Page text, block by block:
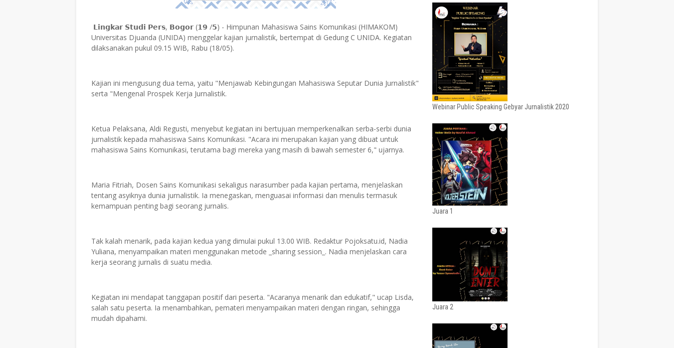
𝗟𝗶𝗻𝗴𝗸𝗮𝗿 𝗦𝘁𝘂𝗱𝗶 𝗣𝗲𝗿𝘀, 𝗕𝗼𝗴𝗼𝗿 (𝟭𝟵 /𝟱) - Himpunan Mahasiswa Sains Komunikasi (HIMAKOM)
Universitas Djuanda (UNIDA) menggelar kajian jurnalistik, bertempat di Gedung C UNIDA. Kegiatan
dilaksanakan pukul 09.15 WIB, Rabu (18/05).
Kajian ini mengusung dua tema, yaitu "Menjawab Kebingungan Mahasiswa Seputar Dunia Jurnalistik"
serta "Mengenal Prospek Kerja Jurnalistik.
Ketua Pelaksana, Aldi Regusti, menyebut kegiatan ini bertujuan memperkenalkan serba-serbi dunia
jurnalistik kepada mahasiswa Sains Komunikasi. "Acara ini merupakan kajian yang dibuat untuk
mahasiswa Sains Komunikasi, terutama bagi mereka yang masih di bawah semester 6," ujarnya.
Maria Fitriah, Dosen Sains Komunikasi sekaligus narasumber pada kajian pertama, menjelaskan
tentang asyiknya dunia jurnalistik. Ia menegaskan, menguasai informasi dan menulis termasuk
kemampuan penting bagi seorang jurnalis.
Tak kalah menarik, pada kajian kedua yang dimulai pukul 13.00 WIB. Redaktur Pojoksatu.id, Nadia
Yuliana, menyampaikan materi menggunakan metode _sharing session_. Nadia menjelaskan cara
kerja seorang jurnalis di suatu media.
Kegiatan ini mendapat tanggapan positif dari peserta. "Acaranya menarik dan edukatif," ucap Lisda,
salah satu peserta. Ia menambahkan, pemateri menyampaikan materi dengan ringan, sehingga
mudah dipahami.
Webinar Public Speaking Gebyar Jurnalistik 2020
Juara 1
Juara 2